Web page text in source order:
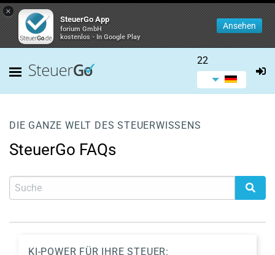
×
SteuerGo App
forium GmbH
kostenlos - In Google Play
Ansehen
22
DIE GANZE WELT DES STEUERWISSENS
SteuerGo FAQs
KI-POWER FÜR IHRE STEUER: